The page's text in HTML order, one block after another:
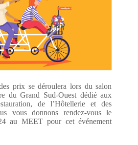
prix se déroulera lors du salon
du Grand Sud-Ouest dédié aux
de l’Hôtellerie et des
vous donnons rendez-vous le
au MEET pour cet événement